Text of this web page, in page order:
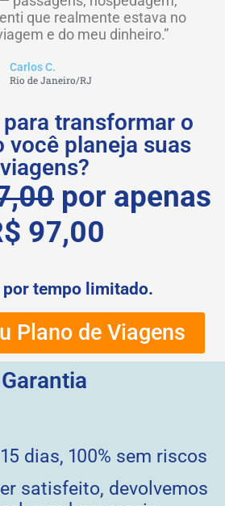
que realmente estava no
e do meu dinheiro.”
Carlos C.
Rio de Janeiro/RJ
transformar o
você planeja suas
viagens?
,00 por apenas
97,00
tempo limitado.
Plano de Viagens
Garantia
dias, 100% sem riscos
satisfeito, devolvemos